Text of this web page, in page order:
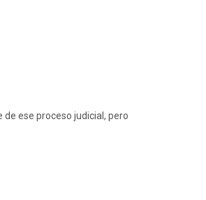
de ese proceso judicial, pero